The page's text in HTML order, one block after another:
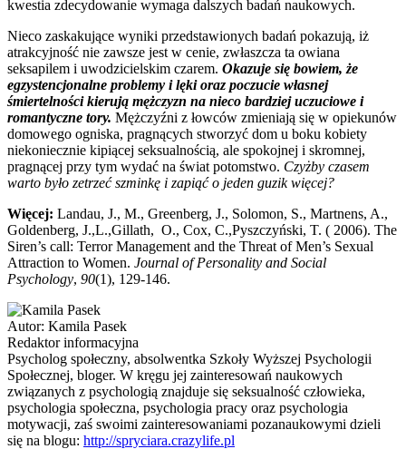
kwestia zdecydowanie wymaga dalszych badań naukowych.
Nieco zaskakujące wyniki przedstawionych badań pokazują, iż
atrakcyjność nie zawsze jest w cenie, zwłaszcza ta owiana
seksapilem i uwodzicielskim czarem. Okazuje się bowiem, że
egzystencjonalne problemy i lęki oraz poczucie własnej
śmiertelności kierują mężczyzn na nieco bardziej uczuciowe i
romantyczne tory. Mężczyźni z łowców zmieniają się w opiekunów
domowego ogniska, pragnących stworzyć dom u boku kobiety
niekoniecznie kipiącej seksualnością, ale spokojnej i skromnej,
pragnącej przy tym wydać na świat potomstwo. Czyżby czasem
warto było zetrzeć szminkę i zapiąć o jeden guzik więcej?
Więcej: Landau, J., M., Greenberg, J., Solomon, S., Martnens, A.,
Goldenberg, J.,L.,Gillath, O., Cox, C.,Pyszczyński, T. ( 2006). The
Siren’s call: Terror Management and the Threat of Men’s Sexual
Attraction to Women. Journal of Personality and Social
Psychology, 90(1), 129-146.
Autor: Kamila Pasek
Redaktor informacyjna
Psycholog społeczny, absolwentka Szkoły Wyższej Psychologii
Społecznej, bloger. W kręgu jej zainteresowań naukowych
związanych z psychologią znajduje się seksualność człowieka,
psychologia społeczna, psychologia pracy oraz psychologia
motywacji, zaś swoimi zainteresowaniami pozanaukowymi dzieli
się na blogu: http://spryciara.crazylife.pl